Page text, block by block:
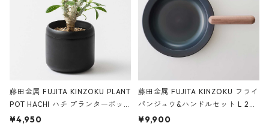
藤田金属 FUJITA KINZOKU PLANT
POT HACHI ハチ プランターポッ
ト 3号 ブラック
¥4,950
藤田金属 FUJITA KINZOKU フライ
パンジュウ&ハンドルセット L 24c
m ガス火・IH対応 鉄フライパン
¥9,900